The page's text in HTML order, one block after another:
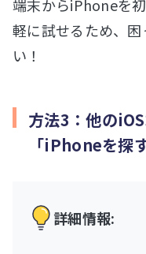
端末からiPhoneを
軽に試せるため、
い！
方法3：他の
「iPhoneを探
詳細情報: